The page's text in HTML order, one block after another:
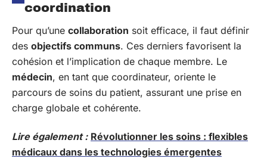
coordination
Pour qu’une collaboration soit efficace, il faut définir
des objectifs communs. Ces derniers favorisent la
cohésion et l’implication de chaque membre. Le
médecin, en tant que coordinateur, oriente le
parcours de soins du patient, assurant une prise en
charge globale et cohérente.
Lire également : Révolutionner les soins : flexibles
médicaux dans les technologies émergentes